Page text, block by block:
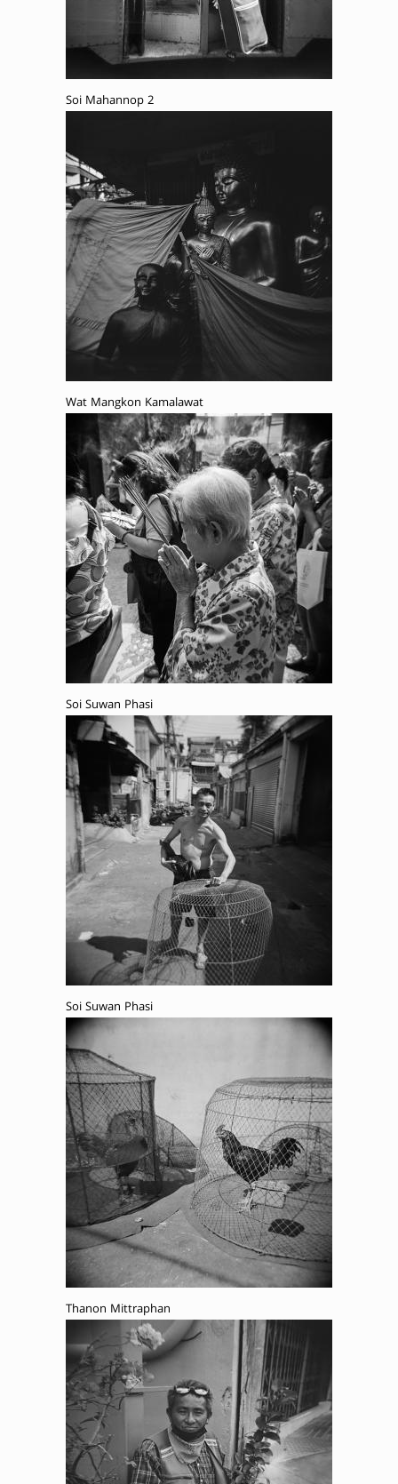
Soi Mahannop 2
Wat Mangkon Kamalawat
Soi Suwan Phasi
Soi Suwan Phasi
Thanon Mittraphan